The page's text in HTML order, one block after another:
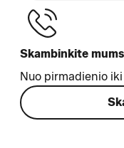
Skambinkite mums
Nuo pirmadienio